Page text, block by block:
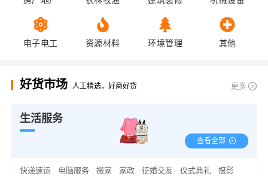
电子电工 资源材料 环境管理 其他
好货市场 人工精选，好商好货 更多
生活服务
查看全部
快递速运 电脑服务 搬家 家政 征婚交友 仪式典礼
摄影